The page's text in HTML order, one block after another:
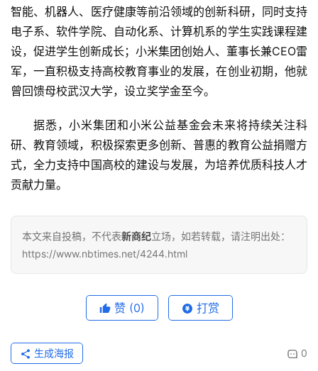
人
工
智
能
A
I
技
快
讯
投
纪
商
智能、机器人、医疗健康等前沿领域的创新科研，同时支持
电子系、软件学院、自动化系、计算机系的学生实践课程建
设，促进学生创新成长；小米集团创始人、董事长兼CEO雷
军，一直积极支持高校教育事业的发展，在创业初期，他就
曾回馈母校武汉大学，设立奖学金至今。
据悉，小米集团和小米公益基金会未来将持续关注科
研、教育领域，积极探索更多创新、普惠的教育公益捐赠方
式，全力支持中国高校的建设与发展，为培养优质科技人才
贡献力量。
本文来自投稿，不代表新商纪立场，如若转载，请注明出处：
https://www.nbtimes.net/4244.html
赞 (0) 打赏
0
生成海报